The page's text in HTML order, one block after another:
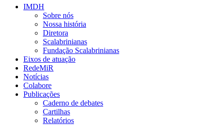
IMDH
Sobre nós
Nossa história
Diretora
Scalabrinianas​
Fundação Scalabrinianas​
Eixos de atuação
RedeMiR
Notícias​
Colabore
Publicações
Caderno de debates
Cartilhas
Relatórios